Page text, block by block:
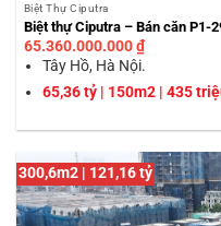
Biệt Thự Ciputra
Biệt thự Ciputra – Bán căn P1-
65.360.000.000₫
Tây Hồ, Hà Nội.
65,36 tỷ | 150m2 | 435
300,6m2 | 121,16 tỷ